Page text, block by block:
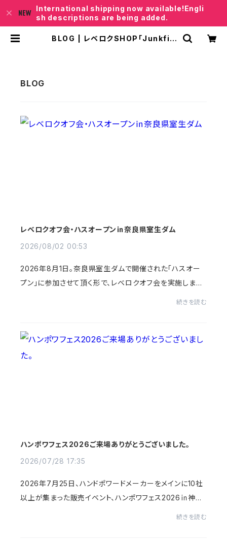
International shipping now available!Engli
sh descriptions are being added.
BLOG | レベロクSHOP「Junkfis
レベロクオフ会・ハスオープン㏌奈良県室生ダム
2026/08/02 00:53
2026年8月1日。奈良県室生ダムで開催された「ハスオー
プン」に参加させて頂く形で、レベロクオフ会を実施しまし
続きを読む
ハンポワフェス2026ご来場ありがとうございました。
2026/07/28 17:35
2026年7月25日、ハンドポワードメーカーをメインに10社
以上が集まった販売イベント、ハンポワフェス2026㏌神
続きを読む